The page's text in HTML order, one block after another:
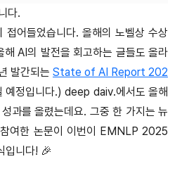
다.
어들었습니다. 올해의 노벨상 수상
AI의 발전을 회고하는 글들도 올라
발간되는 State of AI Report 202
예정입니다.) deep daiv.에서도 올해
과를 올렸는데요. 그중 한 가지는 뉴
여한 논문이 이번이 EMNLP 2025
입니다! 🎉